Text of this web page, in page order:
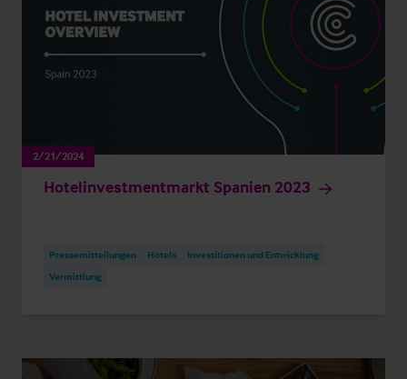
2/21/2024
Hotelinvestmentmarkt Spanien 2023
Pressemitteilungen Hotels
Investitionen und Entwicklung
Vermittlung